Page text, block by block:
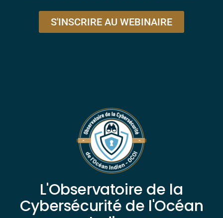
S'INSCRIRE AU WEBINAIRE
L'Observatoire de la
Cybersécurité de l'Océan